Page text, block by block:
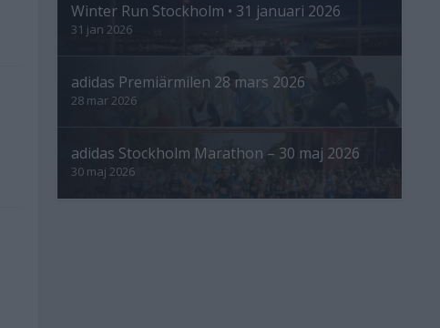
Winter Run Stockholm • 31 januari 2026
31 jan 2026
adidas Premiärmilen 28 mars 2026
28 mar 2026
adidas Stockholm Marathon – 30 maj 2026
30 maj 2026